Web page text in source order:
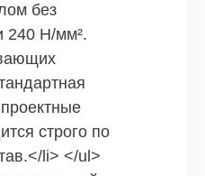
без
240 Н/мм².
строго по
li> </ul>